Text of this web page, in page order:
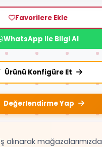
Favorilere Ekle
WhatsApp ile Bilgi Al
Ürünü Konfigüre Et
Değerlendirme Yap
alınarak mağazalarımızda